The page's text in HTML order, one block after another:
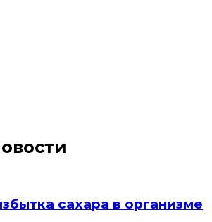
сахара в организме